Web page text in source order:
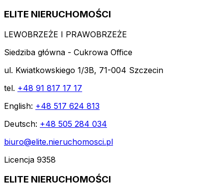
ELITE NIERUCHOMOŚCI
LEWOBRZEŻE I PRAWOBRZEŻE
Siedziba główna - Cukrowa Office
ul. Kwiatkowskiego 1/3B, 71-004 Szczecin
tel. +48 91 817 17 17
English: +48 517 624 813
Deutsch: +48 505 284 034
biuro@elite.nieruchomosci.pl
Licencja 9358
ELITE NIERUCHOMOŚCI